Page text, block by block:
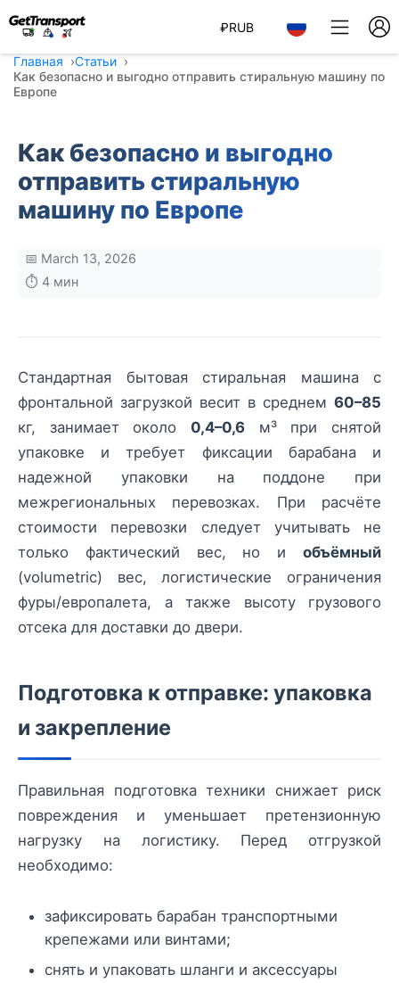
₽RUB
Главная
Статьи
Как безопасно и выгодно отправить стиральную машину по
Европе
Как безопасно и выгодно
отправить стиральную
машину по Европе
📅 March 13, 2026
⏱️ 4 мин
Стандартная бытовая стиральная машина с
фронтальной загрузкой весит в среднем 60–85
кг, занимает около 0,4–0,6 м³ при снятой
упаковке и требует фиксации барабана и
надежной упаковки на поддоне при
межрегиональных перевозках. При расчёте
стоимости перевозки следует учитывать не
только фактический вес, но и объёмный
(volumetric) вес, логистические ограничения
фуры/европалета, а также высоту грузового
отсека для доставки до двери.
Подготовка к отправке: упаковка
и закрепление
Правильная подготовка техники снижает риск
повреждения и уменьшает претензионную
нагрузку на логистику. Перед отгрузкой
необходимо:
зафиксировать барабан транспортными
крепежами или винтами;
снять и упаковать шланги и аксессуары